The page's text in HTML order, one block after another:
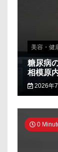
美容・健
糖尿病
相模原
2026年7
0